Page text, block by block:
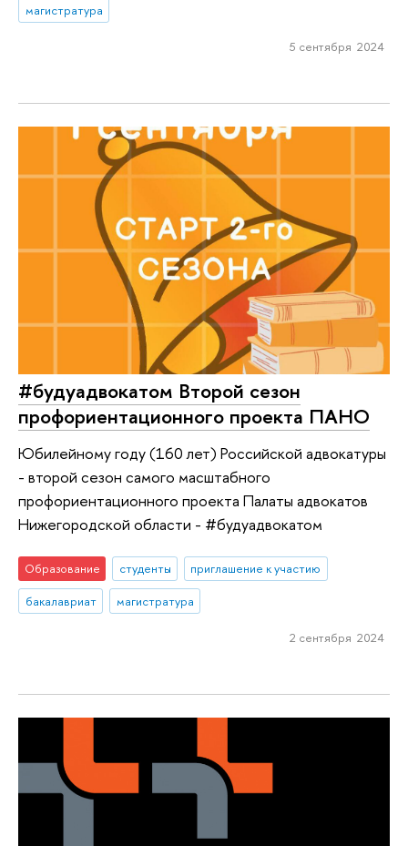
магистратура
5 сентября 2024
#будуадвокатом Второй сезон
профориентационного проекта ПАНО
Юбилейному году (160 лет) Российской адвокатуры
- второй сезон самого масштабного
профориентационного проекта Палаты адвокатов
Нижегородской области - #будуадвокатом
Образование студенты
приглашение к участию
бакалавриат
магистратура
2 сентября 2024